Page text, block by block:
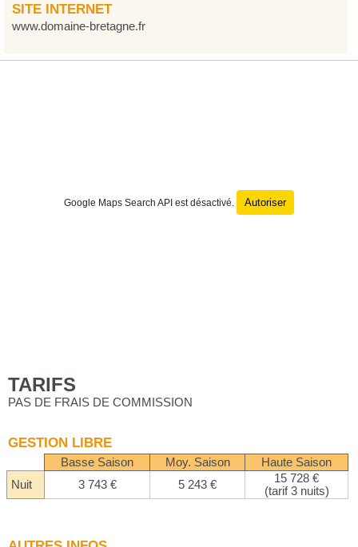
SITE INTERNET
www.domaine-bretagne.fr
Google Maps Search API est désactivé. Autoriser
TARIFS
PAS DE FRAIS DE COMMISSION
GESTION LIBRE
Basse Saison Moy. Saison
Haute Saison
Nuit
3 743 € 5 243 €
15 728 €
(tarif 3 nuits)